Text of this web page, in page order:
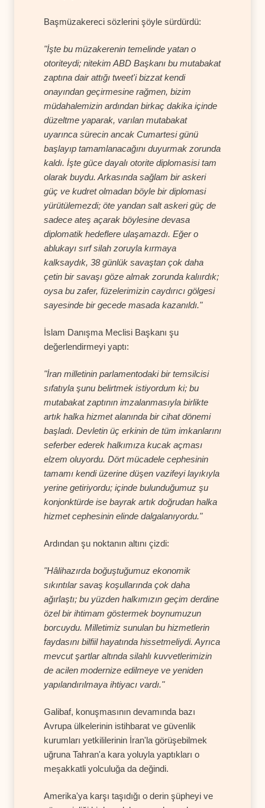
Başmüzakereci sözlerini şöyle sürdürdü:
"İşte bu müzakerenin temelinde yatan o
otoriteydi; nitekim ABD Başkanı bu mutabakat
zaptına dair attığı tweet'i bizzat kendi
onayından geçirmesine rağmen, bizim
müdahalemizin ardından birkaç dakika içinde
düzeltme yaparak, varılan mutabakat
uyarınca sürecin ancak Cumartesi günü
başlayıp tamamlanacağını duyurmak zorunda
kaldı. İşte güce dayalı otorite diplomasisi tam
olarak buydu. Arkasında sağlam bir askeri
güç ve kudret olmadan böyle bir diplomasi
yürütülemezdi; öte yandan salt askeri güç de
sadece ateş açarak böylesine devasa
diplomatik hedeflere ulaşamazdı. Eğer o
ablukayı sırf silah zoruyla kırmaya
kalksaydık, 38 günlük savaştan çok daha
çetin bir savaşı göze almak zorunda kalıırdık;
oysa bu zafer, füzelerimizin caydırıcı gölgesi
sayesinde bir gecede masada kazanıldı."
İslam Danışma Meclisi Başkanı şu
değerlendirmeyi yaptı:
"İran milletinin parlamentodaki bir temsilcisi
sıfatıyla şunu belirtmek istiyordum ki; bu
mutabakat zaptının imzalanmasıyla birlikte
artık halka hizmet alanında bir cihat dönemi
başladı. Devletin üç erkinin de tüm imkanlarını
seferber ederek halkımıza kucak açması
elzem oluyordu. Dört mücadele cephesinin
tamamı kendi üzerine düşen vazifeyi layıkıyla
yerine getiriyordu; içinde bulunduğumuz şu
konjonktürde ise bayrak artık doğrudan halka
hizmet cephesinin elinde dalgalanıyordu."
Ardından şu noktanın altını çizdi:
"Hâlihazırda boğuştuğumuz ekonomik
sıkıntılar savaş koşullarında çok daha
ağırlaştı; bu yüzden halkımızın geçim derdine
özel bir ihtimam göstermek boynumuzun
borcuydu. Milletimiz sunulan bu hizmetlerin
faydasını bilfiil hayatında hissetmeliydi. Ayrıca
mevcut şartlar altında silahlı kuvvetlerimizin
de acilen modernize edilmeye ve yeniden
yapılandırılmaya ihtiyacı vardı."
Galibaf, konuşmasının devamında bazı
Avrupa ülkelerinin istihbarat ve güvenlik
kurumları yetkililerinin İran'la görüşebilmek
uğruna Tahran'a kara yoluyla yaptıkları o
meşakkatli yolculuğa da değindi.
Amerika'ya karşı taşıdığı o derin şüpheyi ve